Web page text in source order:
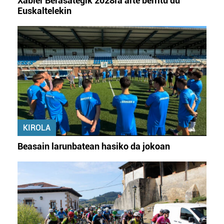
Euskaltelekin
KIROLA
Beasain larunbatean hasiko da jokoan